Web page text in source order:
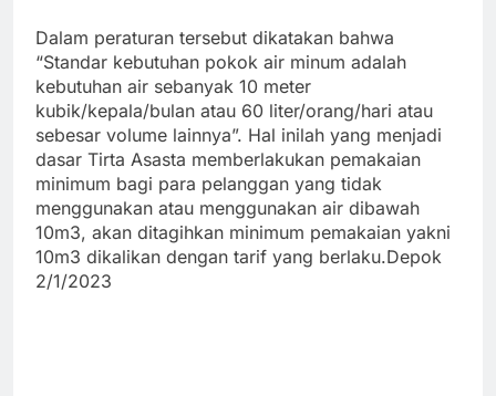
Dalam peraturan tersebut dikatakan bahwa
“Standar kebutuhan pokok air minum adalah
kebutuhan air sebanyak 10 meter
kubik/kepala/bulan atau 60 liter/orang/hari atau
sebesar volume lainnya”. Hal inilah yang menjadi
dasar Tirta Asasta memberlakukan pemakaian
minimum bagi para pelanggan yang tidak
menggunakan atau menggunakan air dibawah
10m3, akan ditagihkan minimum pemakaian yakni
10m3 dikalikan dengan tarif yang berlaku.Depok
2/1/2023